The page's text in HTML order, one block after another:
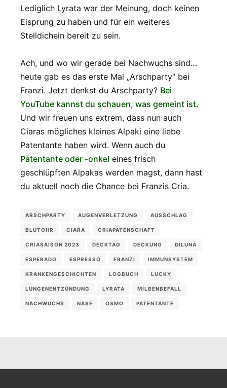
Lediglich Lyrata war der Meinung, doch keinen
Eisprung zu haben und für ein weiteres
Stelldichein bereit zu sein.
Ach, und wo wir gerade bei Nachwuchs sind…
heute gab es das erste Mal „Arschparty“ bei
Franzi. Jetzt denkst du Arschparty? Bei
YouTube kannst du schauen, was gemeint ist.
Und wir freuen uns extrem, dass nun auch
Ciaras mögliches kleines Alpaki eine liebe
Patentante haben wird. Wenn auch du
Patentante oder -onkel eines frisch
geschlüpften Alpakas werden magst, dann hast
du aktuell noch die Chance bei Franzis Cria.
ARSCHPARTY AUGENVERLETZUNG AUSSCHLAG
BLUTOHR CIARA CRIAPATENSCHAFT
CRIASAISON 2023 DECKTAG DECKUNG DILUNA
ESPERADO ESPRESSO FRANZI IMMUNSYSTEM
KRANKENGESCHICHTEN LOGBUCH LUCKY
LUNGENENTZÜNDUNG LYRATA MILBENBEFALL
NACHWUCHS NASE OSMO PATENTANTE